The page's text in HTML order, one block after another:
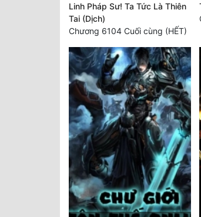
Linh Pháp Sư! Ta Tức Là Thiên
Tai (Dịch)
Chương 6104 Cuối cùng (HẾT)